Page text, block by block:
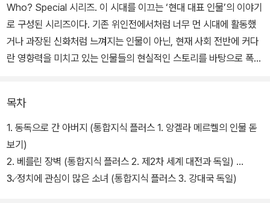
Who? Special 시리즈. 이 시대를 이끄는 ‘현대 대표 인물’의 이야기
로 구성된 시리즈이다. 기존 위인전에서처럼 너무 먼 시대에 활동했
거나 과장된 신화처럼 느껴지는 인물이 아닌, 현재 사회 전반에 커다
란 영향력을 미치고 있는 인물들의 현실적인 스토리를 바탕으로 폭넓
각 ‘통합지식 플러스’ 코너에서는 앙겔라 메르켈의 인물 돋보기, 제2
차 세계 대전과 독일에 대한 설명, 유럽 연합의 역사, 그리고 국제 기
구 등 다양한 지식을 사진 자료와 그림을 활용해 알려 준다. 도서 맨
끝의 ‘어린이 생각 마당’ 코너에서는 독후 활동, 논술 활동, 진로 활동
목차
1. 동독으로 간 아버지 (통합지식 플러스 1. 앙겔라 메르켈의 인물 돋
보기)
2. 베를린 장벽 (통합지식 플러스 2. 제2차 세계 대전과 독일)
3. 정치에 관심이 많은 소녀 (통합지식 플러스 3. 강대국 독일)